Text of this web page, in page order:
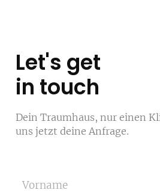
Let's get
in touch
Dein Traumhaus, nur einen
uns jetzt deine Anfrage.
Vorname